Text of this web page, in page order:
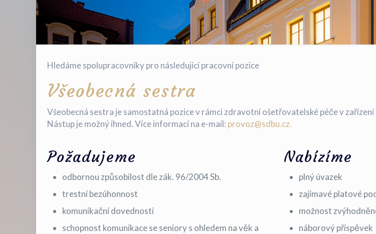
Hledáme spolupracovníky pro následující pracovní pozice
Všeobecná sestra
Všeobecná sestra je samostatná pozice v rámci zdravotní ošetřovatelské péče v
Nástup je možný ihned. Více informací na e-mail: provoz@sdbu.cz.
Požadujeme
odbornou způsobilost dle zák. 96/2004 Sb.
trestní bezúhonnost
komunikační dovednosti
schopnost komunikace se seniory s ohledem na věk a
Nabízíme
plný úvazek
zajímavé platové
možnost
náborový příspěvek